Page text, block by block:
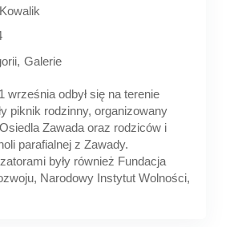
Galerie
września odbył się na terenie
piknik rodzinny, organizowany
Zawada oraz rodziców i
parafialnej z Zawady.
były również Fundacja
Narodowy Instytut Wolności,